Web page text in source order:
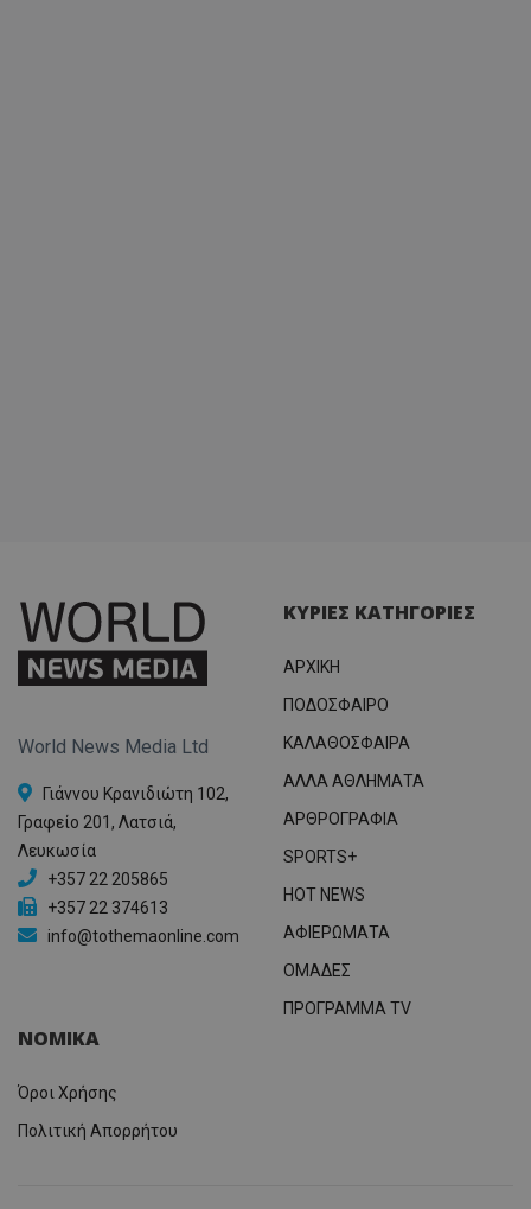
World News Media Ltd
Γιάννου Κρανιδιώτη 102,
Γραφείο 201, Λατσιά,
Λευκωσία
+357 22 205865
+357 22 374613
info@tothemaonline.com
ΚΥΡΙΕΣ ΚΑΤΗΓΟΡΙΕΣ
ΑΡΧΙΚΗ
ΠΟΔΟΣΦΑΙΡΟ
ΚΑΛΑΘΟΣΦΑΙΡΑ
ΑΛΛΑ ΑΘΛΗΜΑΤΑ
ΑΡΘΡΟΓΡΑΦΙΑ
SPORTS+
HOT NEWS
ΑΦΙΕΡΩΜΑΤΑ
ΟΜΑΔΕΣ
ΠΡΟΓΡΑΜΜΑ TV
ΝΟΜΙΚΑ
Όροι Χρήσης
Πολιτική Απορρήτου